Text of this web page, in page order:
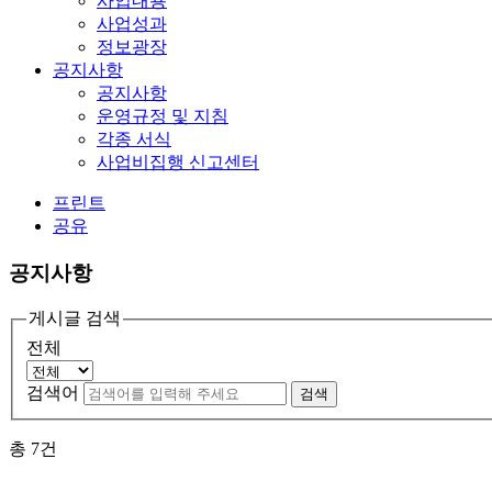
사업성과
정보광장
공지사항
공지사항
운영규정 및 지침
각종 서식
사업비집행 신고센터
프린트
공유
공지사항
게시글 검색
전체
검색어 검색
총 7건